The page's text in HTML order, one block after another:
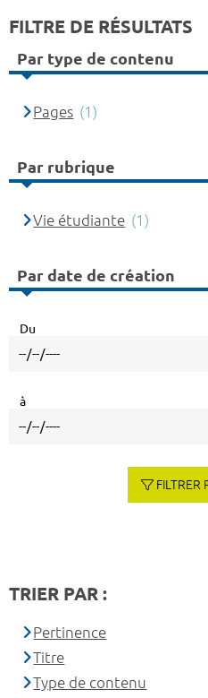
FILTRE DE RÉSULTATS
Par type de contenu
Pages (1)
Par rubrique
Vie étudiante (1)
Par date de création
Du
à
FILTRER
TRIER PAR :
Pertinence
Titre
Type de contenu